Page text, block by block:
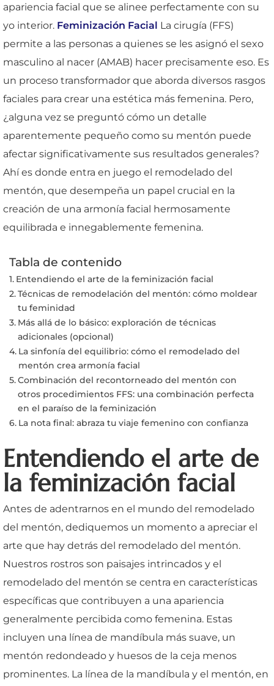
apariencia facial que se alinee perfectamente con su
yo interior. Feminización Facial La cirugía (FFS)
permite a las personas a quienes se les asignó el sexo
masculino al nacer (AMAB) hacer precisamente eso. Es
un proceso transformador que aborda diversos rasgos
faciales para crear una estética más femenina. Pero,
¿alguna vez se preguntó cómo un detalle
aparentemente pequeño como su mentón puede
afectar significativamente sus resultados generales?
Ahí es donde entra en juego el remodelado del
mentón, que desempeña un papel crucial en la
creación de una armonía facial hermosamente
equilibrada e innegablemente femenina.
Tabla de contenido
Entendiendo el arte de la feminización facial
Técnicas de remodelación del mentón: cómo moldear
tu feminidad
Más allá de lo básico: exploración de técnicas
adicionales (opcional)
La sinfonía del equilibrio: cómo el remodelado del
mentón crea armonía facial
Combinación del recontorneado del mentón con
otros procedimientos FFS: una combinación perfecta
en el paraíso de la feminización
La nota final: abraza tu viaje femenino con confianza
Entendiendo el arte de
la feminización facial
Antes de adentrarnos en el mundo del remodelado
del mentón, dediquemos un momento a apreciar el
arte que hay detrás del remodelado del mentón.
Nuestros rostros son paisajes intrincados y el
remodelado del mentón se centra en características
específicas que contribuyen a una apariencia
generalmente percibida como femenina. Estas
incluyen una línea de mandíbula más suave, un
mentón redondeado y huesos de la ceja menos
prominentes. La línea de la mandíbula y el mentón, en